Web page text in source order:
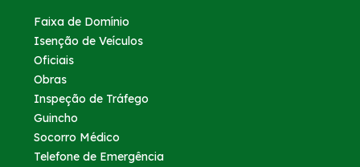
Faixa de Domínio
Isenção de Veículos
Oficiais
Obras
Inspeção de Tráfego
Guincho
Socorro Médico
Telefone de Emergência